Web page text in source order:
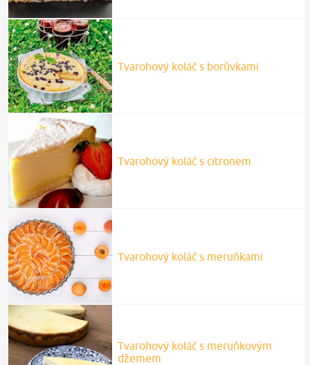
Tvarohový koláč s borůvkami
Tvarohový koláč s citronem
Tvarohový koláč s meruňkami
Tvarohový koláč s meruňkovým
džemem